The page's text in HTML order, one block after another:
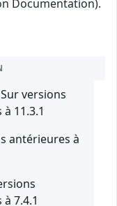
Documentation).
versions
11.3.1
antérieures à
7.4.1